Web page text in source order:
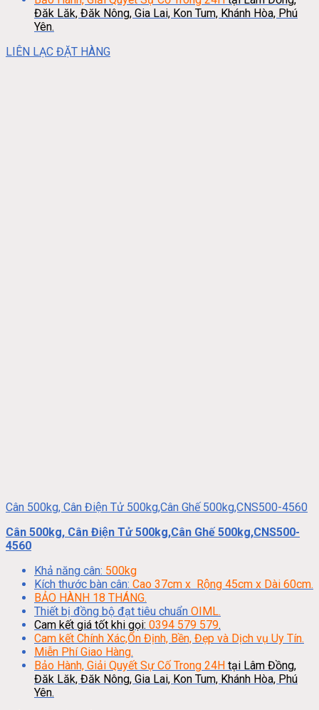
Đăk Lăk, Đăk Nông, Gia Lai, Kon Tum, Khánh Hòa, Phú
Yên.
LIÊN LẠC ĐẶT HÀNG
Cân 500kg, Cân Điện Tử 500kg,Cân Ghế 500kg,CNS500-4560
Cân 500kg, Cân Điện Tử 500kg,Cân Ghế 500kg,CNS500-
4560
Khả năng cân: 500kg
Kích thước bàn cân: Cao 37cm x Rộng 45cm x Dài 60cm.
BẢO HÀNH 18 THÁNG.
Thiết bị đồng bộ đạt tiêu chuẩn OIML.
Cam kết giá tốt khi gọi: 0394 579 579.
Cam kết Chính Xác,Ổn Định, Bền, Đẹp và Dịch vụ Uy Tín.
Miễn Phí Giao Hàng.
Bảo Hành, Giải Quyết Sự Cố Trong 24H tại Lâm Đồng,
Đăk Lăk, Đăk Nông, Gia Lai, Kon Tum, Khánh Hòa, Phú
Yên.